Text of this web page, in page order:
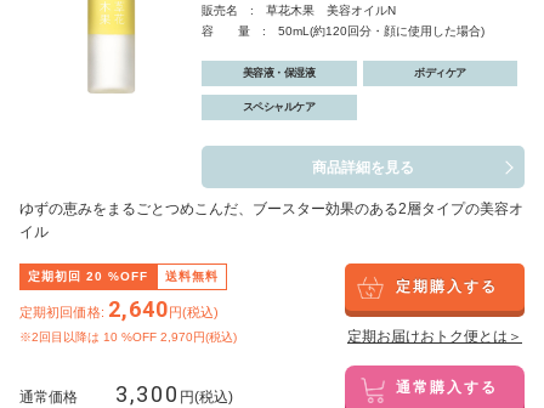
販売名 : 草花木果 美容オイルN
容 量 : 50mL(約120回分・顔に使用した場合)
美容液・保湿液 ボディケア
スペシャルケア
商品詳細を見る
ゆずの恵みをまるごとつめこんだ、ブースター効果のある2層タイプの美容オ
イル
定期初回 20 %OFF 送料無料
定期初回価格: 2,640円(税込)
※2回目以降は 10 %OFF 2,970円(税込)
定期購入する
定期お届けおトク便とは＞
通常価格 3,300 円(税込) 通常購入する